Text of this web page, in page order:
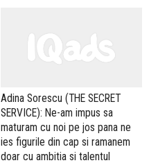
Adina Sorescu (THE SECRET
SERVICE): Ne-am impus sa
maturam cu noi pe jos pana ne
ies figurile din cap si ramanem
doar cu ambitia si talentul